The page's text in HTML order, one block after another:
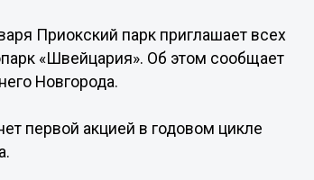
Приокский парк приглашает всех
«Швейцария». Об этом сообщает
Новгорода.
первой акцией в годовом цикле